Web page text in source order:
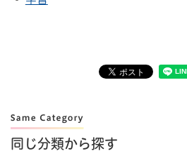
同じ分類から探す